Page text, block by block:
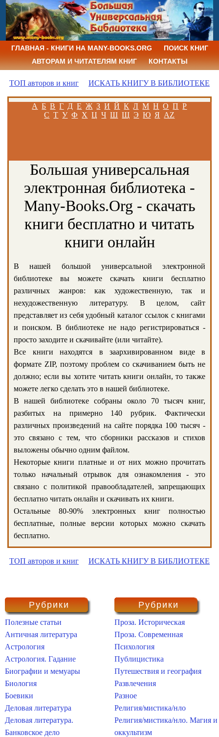
ГЛАВНАЯ - КНИГИ НА MANY-BOOKS.ORG
ПОИСК КНИГ
АВТОРАМ И ЧИТАТЕЛЯМ КНИГ
КОНТАКТЫ
ТОП авторов и книг ИСКАТЬ КНИГУ В БИБЛИОТЕКЕ
А Б В Г Д Е Ж З И Й К Л М Н О П Р
С Т У Ф Х Ц Ч Ш Щ Э Ю Я AZ
Большая универсальная
электронная библиотека -
Many-Books.Org - скачать
книги бесплатно и читать
книги онлайн
В нашей большой универсальной электронной
библиотеке вы можете скачать книги бесплатно
различных жанров: как художественную, так и
нехудожественную литературу. В целом, сайт
представляет из себя удобный каталог ссылок с книгами
и поиском. В библиотеке не надо регистрироваться -
просто заходите и скачивайте (или читайте).
Все книги находятся в заархивированном виде в
формате ZIP, поэтому проблем со скачиванием быть не
должно; если вы хотите читать книги онлайн, то также
можете легко сделать это в нашей библиотеке.
В нашей библиотеке собраны около 70 тысяч книг,
разбитых на примерно 140 рубрик. Фактически
различных произведений на сайте порядка 100 тысяч -
это связано с тем, что сборники рассказов и стихов
выложены обычно одним файлом.
Некоторые книги платные и от них можно прочитать
только начальный отрывок для ознакомления - это
связано с политикой правообладателей, запрещающих
бесплатно читать онлайн и скачивать их книги.
Остальные 80-90% электронных книг полностью
бесплатные, полные версии которых можно скачать
бесплатно.
ТОП авторов и книг ИСКАТЬ КНИГУ В БИБЛИОТЕКЕ
Рубрики
Полезные статьи
Античная литература
Астрология
Астрология. Гадание
Биографии и мемуары
Биология
Боевики
Деловая литература
Деловая литература.
Банковское дело
Рубрики
Проза. Историческая
Проза. Современная
Психология
Публицистика
Путешествия и география
Развлечения
Разное
Религия/мистика/нло
Религия/мистика/нло. Магия и
оккультизм